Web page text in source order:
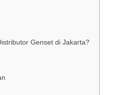
Genset di Jakarta?